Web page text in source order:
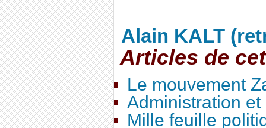
Alain KALT
Articles de
Le mouvement
Administration
Mille feuille